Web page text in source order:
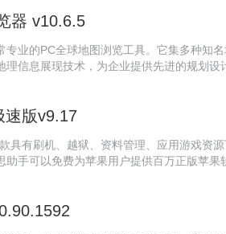
器 v10.6.5
专业的PC全球地图浏览工具。它集多种知名
理信息展现技术，为企业提供先进的规划设
速版v9.17
具有刷机、越狱、资料管理、应用游戏资
助手可以免费为苹果用户提供百万正版苹果